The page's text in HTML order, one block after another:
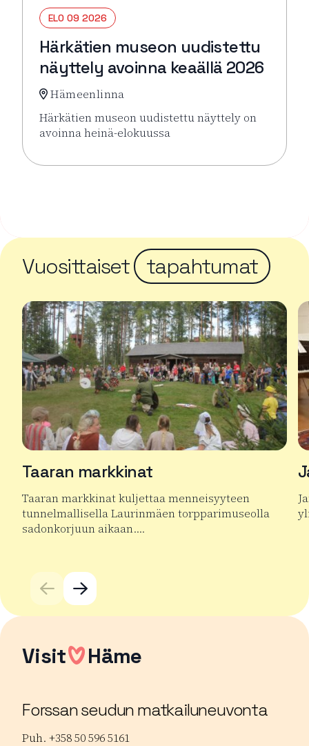
ELO 09 2026
Härkätien museon uudistettu
näyttely avoinna keaällä 2026
Hämeenlinna
Härkätien museon uudistettu näyttely on
avoinna heinä-elokuussa
Lue lisää tapahtumasta Härkätien museon
Vuosittaiset tapahtumat
Taaran markkinat
Taaran markkinat kuljettaa menneisyyteen
tunnelmallisella Laurinmäen torpparimuseolla
sadonkorjuun aikaan….
Visit Häme
Forssan seudun matkailuneuvonta
Puh. +358 50 596 5161